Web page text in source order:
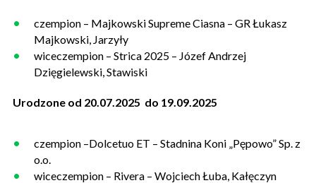
czempion – Majkowski Supreme Ciasna – GR Łukasz
Majkowski, Jarzyły
wiceczempion – Strica 2025 – Józef Andrzej
Dzięgielewski, Stawiski
Urodzone od 20.07.2025 do 19.09.2025
czempion –Dolcetuo ET – Stadnina Koni „Pępowo” Sp. z
o.o.
wiceczempion – Rivera – Wojciech Łuba, Kałęczyn